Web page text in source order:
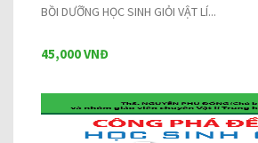
BỒI DƯỠNG HỌC SINH GIỎI VẬT LÍ...
45,000 VNĐ